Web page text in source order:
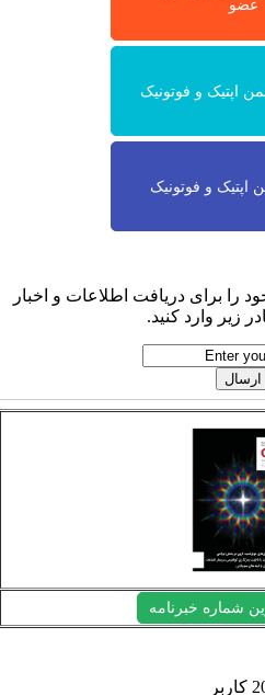
عضو
اپتیک و فوتونیک
اپتیک و فوتونیک
را برای دریافت اطلاعات و اخبار
زیر وارد کنید.
شماره خبرنامه